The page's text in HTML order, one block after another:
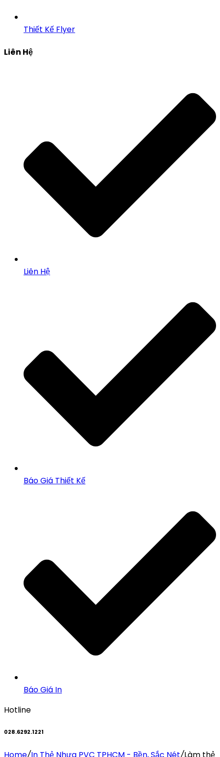
Thiết Kế Flyer
Liên Hệ
Liên Hệ
Báo Giá Thiết Kế
Báo Giá In
Hotline
028.6292.1221